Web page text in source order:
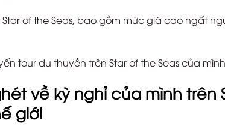
of the Seas, bao gồm mức giá cao ngất
tour du thuyền trên Star of the Seas của
về kỳ nghỉ của mình trên
giới